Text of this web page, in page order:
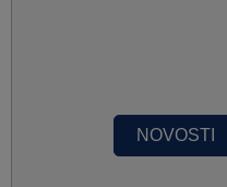
NOVOSTI